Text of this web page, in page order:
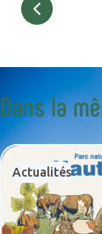
Dans la
Actualités